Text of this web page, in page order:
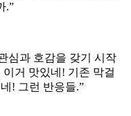
.”
심과 호감을 갖기 시작
거 맛있네! 기존 막걸
! 그런 반응들.”